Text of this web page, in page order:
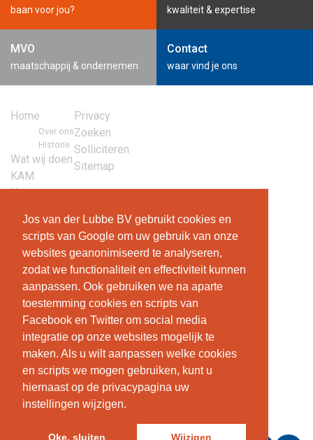
Jos van der Lubbe BV gebruikt cookies en
scripts van Google om uw gebruik van onze
websites geanonimiseerd te analyseren,
zodat we functionaliteit en effectiviteit kunnen
aanpassen. Ook gebruiken we na aparte
toestemming cookies en scripts van
Facebook en Twitter om social media
integratie op onze websites mogelijk te
maken. Als u wilt aanpassen welke cookies
en scripts we mogen gebruiken, kunt u
hiernaast op de privacypagina uw
instellingen wijzigen.
Oke, sluiten Wijzigen
baan voor jou? kwaliteit & expertise
MVO
maatschappij & ondernemen
Contact
waar vind je ons
Home
Over ons
Historie
Wat wij doen
KAM
Vacatures
Privacy
Zoeken
Solliciteren
Sitemap
Jos van der Lubbe
Jos van der Lubbe Projecten BV
Verbreepark 35
2731 BR Benthuizen
T +31 (0)79 3434309
info@josvanderlubbe.nl
KVK: 32091095
BTW: NL8107.10.651.B01